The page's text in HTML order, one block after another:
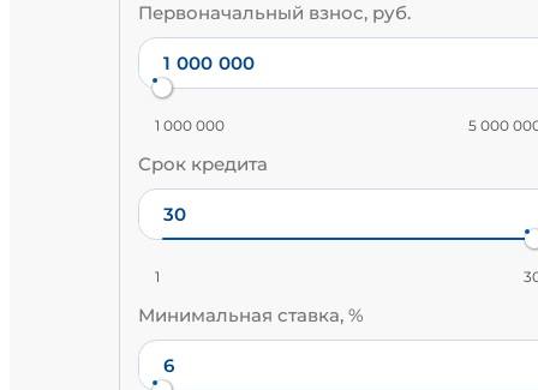
Первоначальный взнос, руб.
1 000 000 5 000
Срок кредита
1
Минимальная ставка, %